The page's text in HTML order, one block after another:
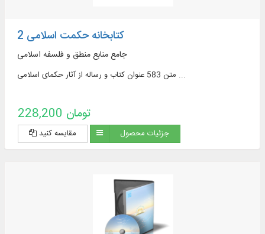
کتابخانه حکمت اسلامی 2
جامع منابع منطق و فلسفه اسلامی
متن 583 عنوان کتاب و رساله از آثار حکمای اسلامی ...
228,200 تومان
مقایسه کنید جزئیات محصول